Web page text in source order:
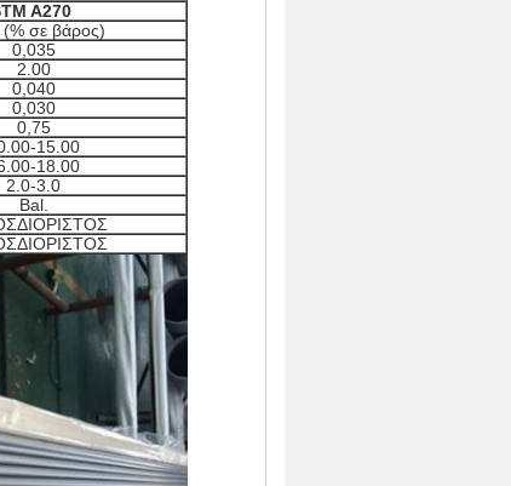
A270
(% σε βάρος)
0,035
2.00
0,040
0,030
0,75
15.00
18.00
2.0-3.0
Bal.